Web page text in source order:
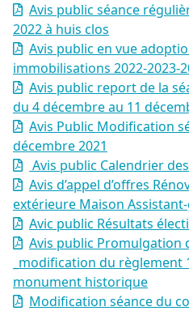
Avis public séance
2022 à huis clos
Avis public en vue
immobilisations 2022-2023-
Avis public report de la
du 4 décembre au 11
Avis Public Modification
décembre 2021
Avis public Calendrier
Avis d’appel d’offres
extérieure Maison
Avic public Résultats
Avis public Promulgation
_modification du
monument historique
Modification séance du